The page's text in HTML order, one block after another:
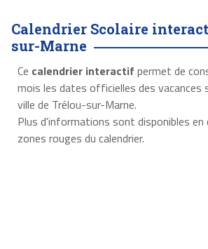
Calendrier Scolaire
sur-Marne
Ce calendrier interactif permet de
mois les dates officielles des vacances
ville de Trélou-sur-Marne.
Plus d'informations sont disponibles en
zones rouges du calendrier.